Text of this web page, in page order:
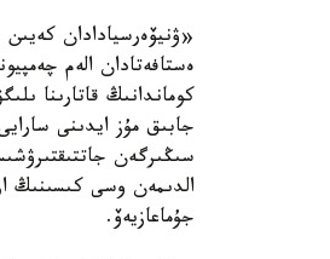
«ۋنيۆەرسيادادان
ەستافەتادان الەم
كوماندانىڭ قاتارىنا
جابىق مۇز ايدىنى
سىڭىرگەن
الدىمەن وسى كىسىنىڭ
جۇماعازيەۆ.